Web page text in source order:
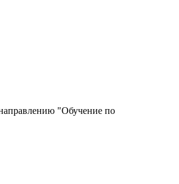
"Обучение по